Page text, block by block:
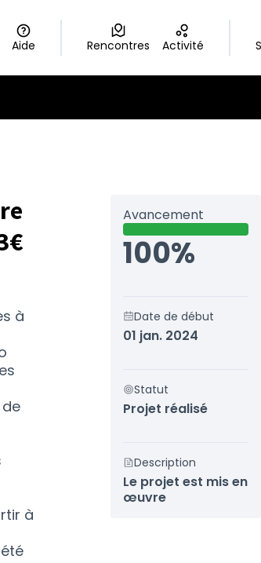
Aide Rencontres Activité
à
à
Avancement
100%
Date de début
01 jan. 2024
Statut
Projet réalisé
Description
Le projet est mis en
œuvre